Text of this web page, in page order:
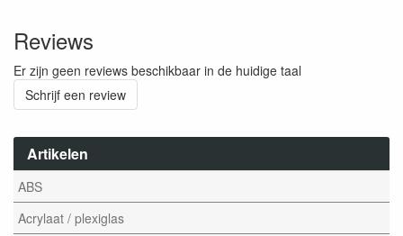
Artikelen
ABS
Acrylaat / plexiglas
Reviews
Er zijn geen reviews beschikbaar in de huidige taal
Schrijf een review